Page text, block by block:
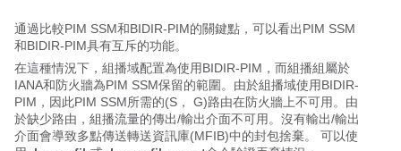
通過比較PIM SSM和BIDIR-PIM的關鍵點，可以看出PIM SSM
和BIDIR-PIM具有互斥的功能。
在這種情況下，組播域配置為使用BIDIR-PIM，而組播組屬於
IANA和防火牆為PIM SSM保留的範圍。由於組播域使用BIDIR-
PIM，因此PIM SSM所需的(S， G)路由在防火牆上不可用。由
於缺少路由，組播流量的傳出/輸出介面不可用。沒有輸出/輸出
介面會導致多點傳送轉送資訊庫(MFIB)中的封包捨棄。 可以使